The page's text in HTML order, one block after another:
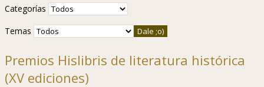
Categorías
Temas
Premios Hislibris de literatura histórica
(XV ediciones)